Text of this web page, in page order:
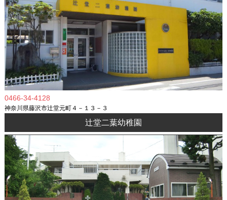
0466-34-4128
神奈川県藤沢市辻堂元町４－１３－３
辻堂二葉幼稚園